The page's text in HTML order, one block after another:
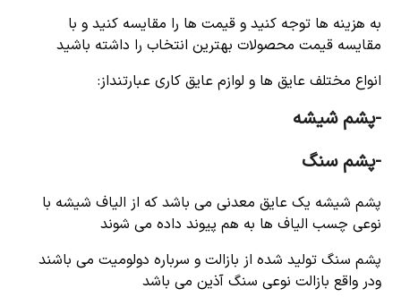
به هزینه ها توجه کنید و قیمت ها را مقایسه کنید و با
مقایسه قیمت محصولات بهترین انتخاب را داشته باشید
انواع مختلف عایق ها و لوازم عایق کاری عبارتنداز:
-پشم شیشه
-پشم سنگ
پشم شیشه یک عایق معدنی می باشد که از الیاف شیشه با
نوعی چسب الیاف ها به هم پیوند داده می شوند
پشم سنگ تولید شده از بازالت و سرباره دولومیت می باشند
ودر واقع بازالت نوعی سنگ آذین می باشد